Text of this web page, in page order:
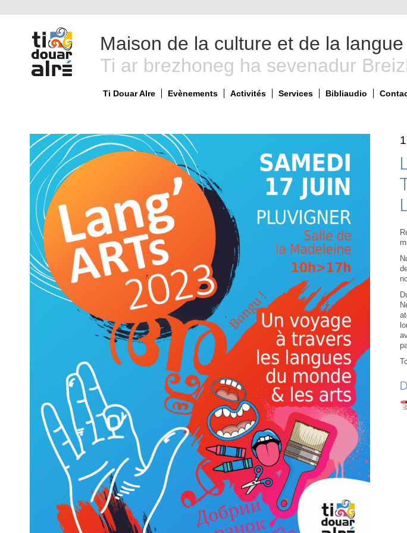
Maison de la culture et de la
Ti ar brezhoneg ha sevenadur
Ti Douar Alre Evènements Activités Services Bibliaudio